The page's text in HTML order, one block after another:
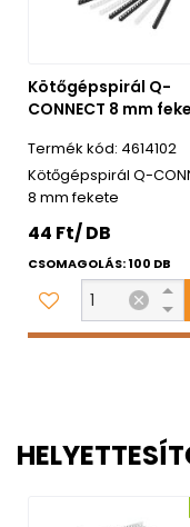
Kötőgépspirál Q-
CONNECT 8 mm
4614102
Kötőgépspirál Q-
8 mm fekete
44 Ft/ DB
CSOMAGOLÁS: 100 DB